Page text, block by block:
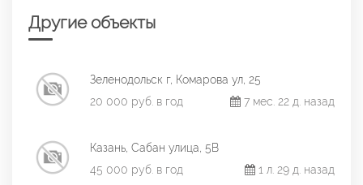
Другие объекты
Зеленодольск г, Комарова ул, 25
20 000 руб. в год
7 мес. 22 д. назад
Казань, Сабан улица, 5В
45 000 руб. в год
1 л. 29 д. назад